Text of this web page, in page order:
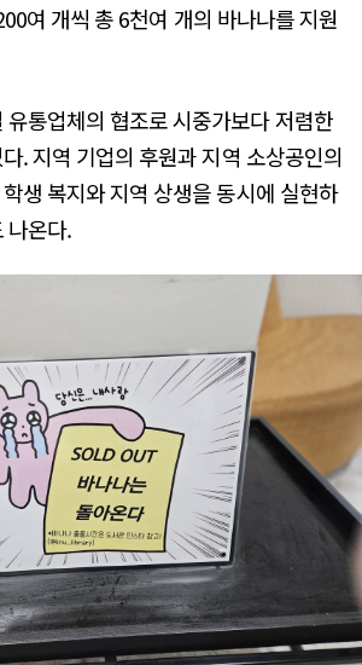
여 개씩 총 6천여 개의 바나나를 지원
유통업체의 협조로 시중가보다 저렴한
. 지역 기업의 후원과 지역 소상공인의
생 복지와 지역 상생을 동시에 실현하
나온다.